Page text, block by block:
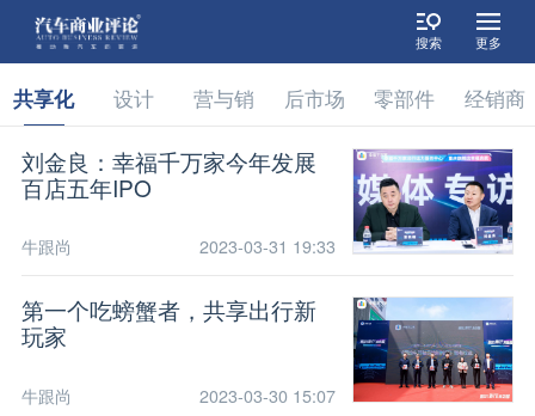
搜索 更多
共享化 设计 营与销 后市场 零部件 经销商
刘金良：幸福千万家今年发展
百店五年IPO
牛跟尚 2023-03-31 19:33
第一个吃螃蟹者，共享出行新
玩家
牛跟尚 2023-03-30 15:07